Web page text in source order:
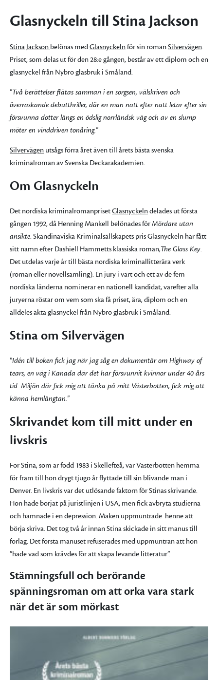
Glasnyckeln till Stina Jackson
Stina Jackson belönas medGlasnyckelnför sin romanSilvervägen.
Priset, som delas ut för den 28:e gången, består av ett diplom och en
glasnyckel från Nybro glasbruk i Småland.
"Två berättelser flätas samman i en sorgsen, välskriven och
överraskande debutthriller, där en man natt efter natt letar efter sin
försvunna dotter längs en ödslig norrländsk väg och av en slump
möter en vinddriven tonåring."
Silvervägen utsågs förra året även till årets bästa svenska
kriminalroman av Svenska Deckarakademien.
Om Glasnyckeln
Det nordiska kriminalromanprisetGlasnyckelndelades ut första
gången 1992, då Henning Mankell belönades förMördare utan
ansikte. Skandinaviska Kriminalsällskapets pris Glasnyckeln har fått
sitt namn efter Dashiell Hammetts klassiska roman,The Glass Key.
Det utdelas varje år till bästa nordiska kriminallitterära verk
(roman eller novellsamling). En jury i vart och ett av de fem
nordiska länderna nominerar en nationell kandidat, varefter alla
juryerna röstar om vem som ska få priset, ära, diplom och en
alldeles äkta glasnyckel från Nybro glasbruk i Småland.
Stina om Silvervägen
"Idén till boken fick jag när jag såg en dokumentär om Highway of
tears, en väg i Kanada där det har försvunnit kvinnor under 40 års
tid. Miljön där fick mig att tänka på mitt Västerbotten, fick mig att
känna hemlängtan."
Skrivandet kom till mitt under en
livskris
För Stina, som är född 1983 i Skellefteå, var Västerbotten hemma
för fram till hon drygt tjugo år flyttade till sin blivande man i
Denver. En livskris var det utlösande faktorn för Stinas skrivande.
Hon hade börjat på juristlinjen i USA, men fick avbryta studierna
och hamnade i en depression. Maken uppmuntrade henne att
börja skriva. Det tog två år innan Stina skickade in sitt manus till
förlag. Det första manuset refuserades med uppmuntran att hon
”hade vad som krävdes för att skapa levande litteratur”.
Stämningsfull och berörande
spänningsroman om att orka vara stark
när det är som mörkast